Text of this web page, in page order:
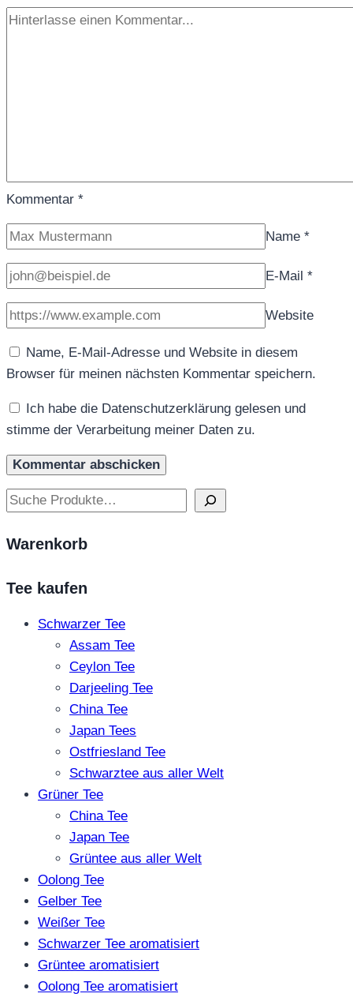
Kommentar *
Name *
E-Mail *
Website
Name, E-Mail-Adresse und Website in diesem
Browser für meinen nächsten Kommentar speichern.
Ich habe die Datenschutzerklärung gelesen und
stimme der Verarbeitung meiner Daten zu.
Suchen
Warenkorb
Tee kaufen
Schwarzer Tee
Assam Tee
Ceylon Tee
Darjeeling Tee
China Tee
Japan Tees
Ostfriesland Tee
Schwarztee aus aller Welt
Grüner Tee
China Tee
Japan Tee
Grüntee aus aller Welt
Oolong Tee
Gelber Tee
Weißer Tee
Schwarzer Tee aromatisiert
Grüntee aromatisiert
Oolong Tee aromatisiert